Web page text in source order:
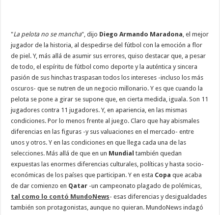
"La pelota no se mancha", dijo Diego Armando Maradona, el mejor
jugador de la historia, al despedirse del fútbol con la emoción a flor
de piel. Y, más allá de asumir sus errores, quiso destacar que, a pesar
de todo, el espíritu de fútbol como deporte y la auténtica y sincera
pasión de sus hinchas traspasan todos los intereses -incluso los más
oscuros- que se nutren de un negocio millonario. Y es que cuando la
pelota se pone a girar se supone que, en cierta medida, iguala. Son 11
jugadores contra 11 jugadores. Y, en apariencia, en las mismas
condiciones. Por lo menos frente al juego. Claro que hay abismales
diferencias en las figuras -y sus valuaciones en el mercado- entre
unos y otros. Y en las condiciones en que llega cada una de las
selecciones. Más allá de que en un Mundial también quedan
expuestas las enormes diferencias culturales, políticas y hasta socio-
económicas de los países que participan. Y en esta Copa que acaba
de dar comienzo en Qatar -un campeonato plagado de polémicas,
tal como lo contó MundoNews- esas diferencias y desigualdades
también son protagonistas, aunque no quieran. MundoNews indagó